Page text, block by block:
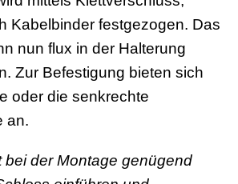
Kabelbinder festgezogen. Das
nun flux in der Halterung
Zur Befestigung bieten sich
oder die senkrechte
an.
bei der Montage genügend